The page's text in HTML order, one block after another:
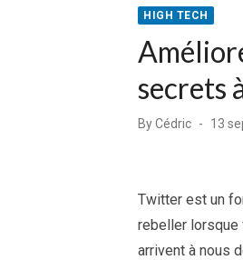
HIGH TECH
secrets
ByCédric 13
Twitter est un
rebeller lorsque
arrivent à nous